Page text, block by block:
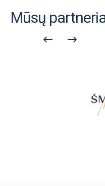
Mūsų